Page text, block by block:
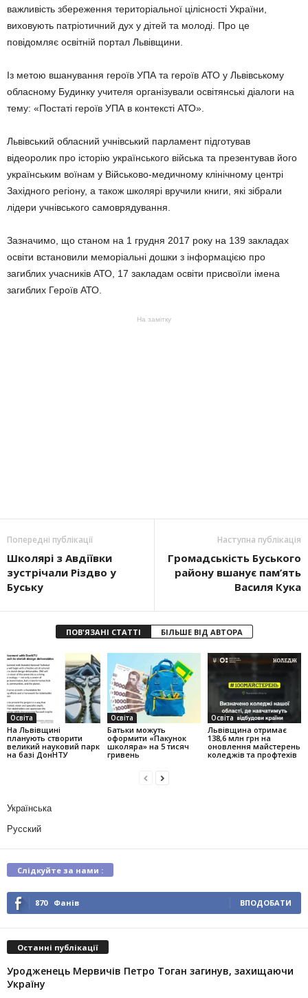
важливість збереження територіальної цілісності України,
виховують патріотичний дух у дітей та молоді. Про це
повідомляє освітній портал Львівщини.
Із метою вшанування героїв УПА та героїв АТО у Львівському
обласному Будинку учителя організували освітянські діалоги на
тему: «Постаті героїв УПА в контексті АТО».
Львівський обласний учнівський парламент підготував
відеоролик про історію українського війська та презентував його
українським воїнам у Військово-медичному клінічному центрі
Західного регіону, а також школярі вручили книги, які зібрали
лідери учнівського самоврядування.
Зазначимо, що станом на 1 грудня 2017 року на 139 закладах
освіти встановили меморіальні дошки з інформацією про
загиблих учасників АТО, 17 закладам освіти присвоїли імена
загиблих Героїв АТО.
На замітку
Попередні публікації
Школярі з Авдіївки
зустрічали Різдво у
Буську
Наступна публікація
Громадськість Буського
району вшанує пам’ять
Василя Кука
ПОВ'ЯЗАНІ СТАТТІ БІЛЬШЕ ВІД АВТОРА
Освіта
На Львівщині
планують створити
великий науковий парк
на базі ДонНТУ
Освіта
Батьки можуть
оформити «Пакунок
школяра» на 5 тисяч
гривень
Освіта
Львівщина отримає
138,6 млн грн на
оновлення майстерень
коледжів та профтехів
Українська
Русский
Слідкуйте за нами :
870 Фанів ВПОДОБАТИ
Останні публікації
Уродженець Мервичів Петро Тоган загинув, захищаючи
Україну